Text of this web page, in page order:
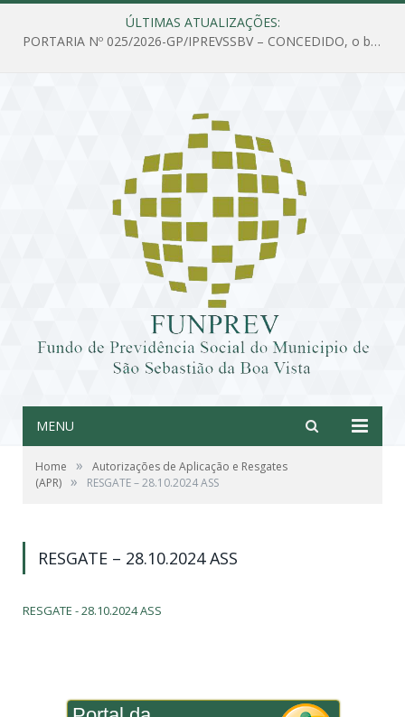
ÚLTIMAS ATUALIZAÇÕES:
PORTARIA Nº 025/2026-GP/IPREVSSBV – CONCEDIDO, o benefício de PENSÃO a MARIA ESTELA DOS SANTOS SOUZA
MENU
Home »
Autorizações de Aplicação e Resgates
(APR) » RESGATE – 28.10.2024 ASS
RESGATE – 28.10.2024 ASS
RESGATE - 28.10.2024 ASS